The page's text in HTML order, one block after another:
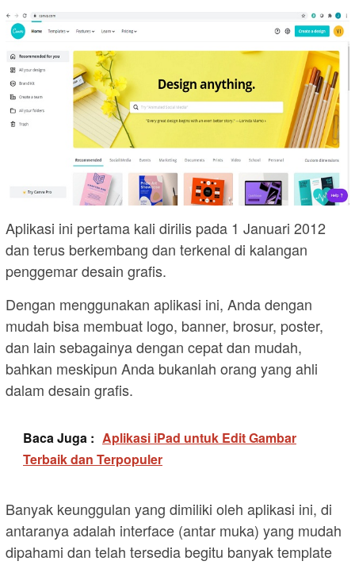
Aplikasi ini pertama kali dirilis pada 1 Januari 2012
dan terus berkembang dan terkenal di kalangan
penggemar desain grafis.
Dengan menggunakan aplikasi ini, Anda dengan
mudah bisa membuat logo, banner, brosur, poster,
dan lain sebagainya dengan cepat dan mudah,
bahkan meskipun Anda bukanlah orang yang ahli
dalam desain grafis.
Baca Juga : Aplikasi iPad untuk Edit Gambar
Terbaik dan Terpopuler
Banyak keunggulan yang dimiliki oleh aplikasi ini, di
antaranya adalah interface (antar muka) yang mudah
dipahami dan telah tersedia begitu banyak template